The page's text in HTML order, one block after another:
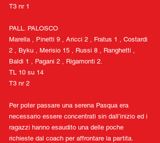
T3 nr 1
PALL. PALOSCO
Marella , Pinetti 9 , Aricci 2 , Fratus 1 , Costardi
2 , Byku , Merisio 15 , Russi 8 , Ranghetti ,
Baldi 1 , Pagani 2 , Rigamonti 2.
TL 10 su 14
T3 nr 2
Per poter passare una serena Pasqua era
necessario essere concentrati sin dall’inizio ed i
ragazzi hanno esaudito una delle poche
richieste dal coach per affrontare la partita.